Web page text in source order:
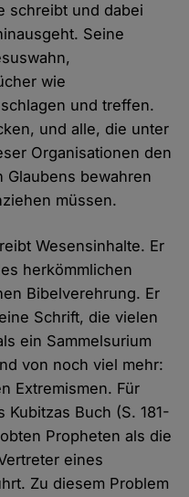
schreibt und dabei
Seine
wie
und treffen.
und alle, die unter
Organisationen den
Glaubens bewahren
müssen.
Wesensinhalte. Er
herkömmlichen
Bibelverehrung. Er
Schrift, die vielen
ein Sammelsurium
von noch viel mehr:
Extremismen. Für
Kubitzas Buch (S. 181-
Propheten als die
eines
Zu diesem Problem